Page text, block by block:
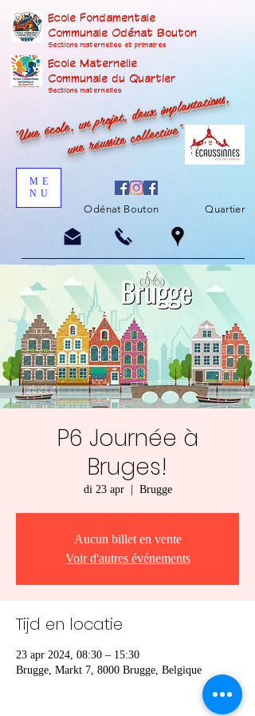
Ecole Fondamentale
Communale Odénat Bouton
Sections maternelles et primaires
Ecole Maternelle
Communale du Quartier
Sections maternelles
"Une école, un projet, deux implantations,
une réussite collective"
ME
NU
Odénat Bouton Quartier
P6 Journée à
Bruges!
di 23 apr
  |
Brugge
Aucun billet en vente
Voir d'autres événements
Tijd en locatie
23 apr 2024, 08:30 – 15:30
Brugge, Markt 7, 8000 Brugge, Belgique